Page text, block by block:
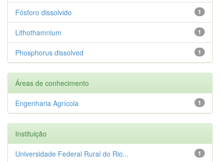
1
Fósforo dissolvido
1
Lithothamnium
1
Phosphorus dissolved
Áreas de conhecimento
1
Engenharia Agrícola
Instituição
1
Universidade Federal Rural do Rio...